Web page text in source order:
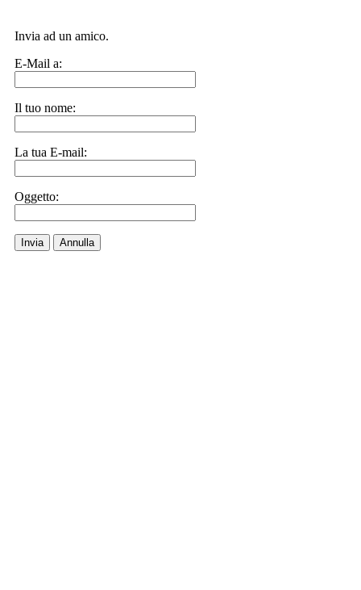
Invia ad un amico.
E-Mail a:
Il tuo nome:
La tua E-mail:
Oggetto:
Invia Annulla